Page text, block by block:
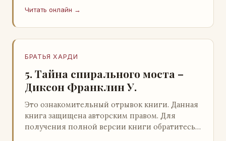
Читать онлайн →
БРАТЬЯ ХАРДИ
5. Тайна спирального моста –
Диксон Франклин У.
Это ознакомительный отрывок книги. Данная
книга защищена авторским правом. Для
получения полной версии книги обратитесь к